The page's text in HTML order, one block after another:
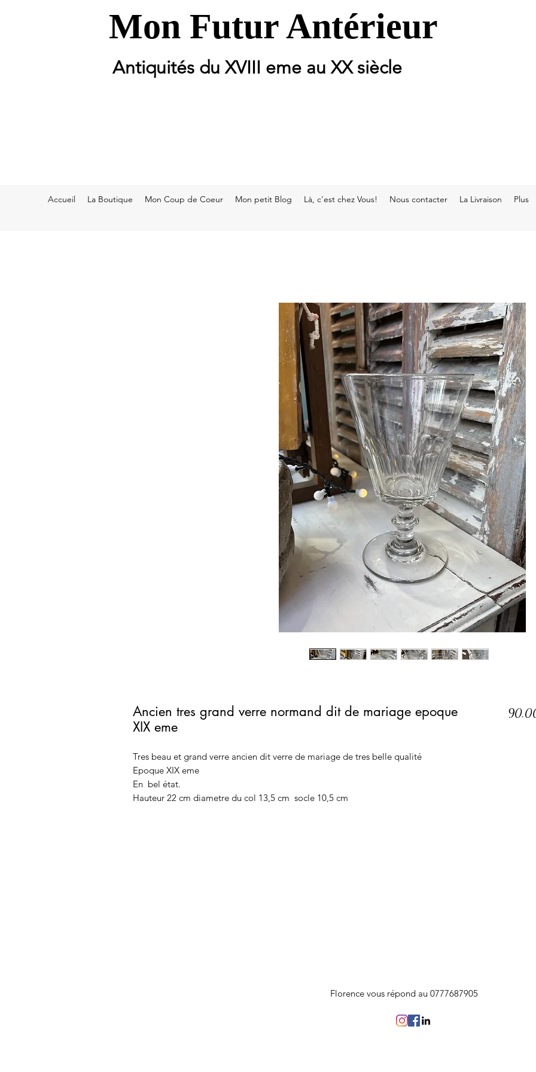
Mon Futur Antérieur
Antiquités du XVIII eme au XX siècle
Accueil La Boutique Mon Coup de Coeur Mon petit Blog Là, c'est chez Vous! Nous contacter La Livraison Plus
Ancien tres grand verre normand dit de mariage epoque
XIX eme
Tres beau et grand verre ancien dit verre de mariage de tres belle qualité
Epoque XIX eme
En bel état.
Hauteur 22 cm diametre du col 13,5 cm socle 10,5 cm
Florence vous répond au 0777687905